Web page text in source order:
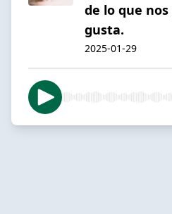
de lo que
gusta.
2025-01-29